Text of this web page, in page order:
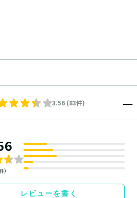
3.56 (83件)
）
レビューを書く